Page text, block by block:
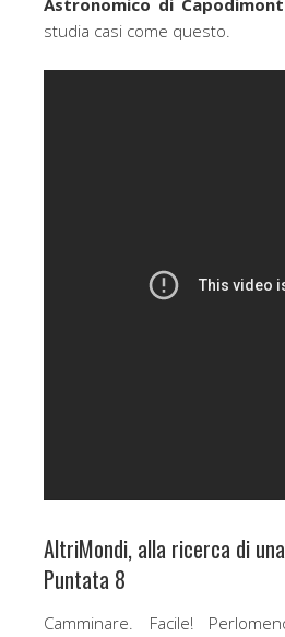
Astronomico di
studia casi come questo.
AltriMondi, alla ricerca di
Puntata 8
Camminare. Facile!